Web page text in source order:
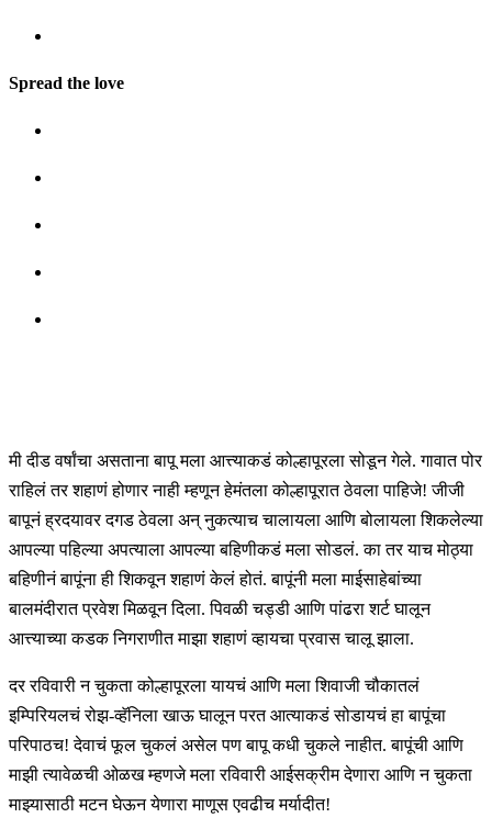
Spread the love
मी दीड वर्षांचा असताना बापू मला आत्त्याकडं कोल्हापूरला सोडून गेले. गावात पोर
राहिलं तर शहाणं होणार नाही म्हणून हेमंतला कोल्हापूरात ठेवला पाहिजे! जीजी
बापूनं ह्रदयावर दगड ठेवला अन् नुकत्याच चालायला आणि बोलायला शिकलेल्या
आपल्या पहिल्या अपत्याला आपल्या बहिणीकडं मला सोडलं. का तर याच मोठ्या
बहिणीनं बापूंना ही शिकवून शहाणं केलं होतं. बापूंनी मला माईसाहेबांच्या
बालमंदीरात प्रवेश मिळवून दिला. पिवळी चड्डी आणि पांढरा शर्ट घालून
आत्त्याच्या कडक निगराणीत माझा शहाणं व्हायचा प्रवास चालू झाला.
दर रविवारी न चुकता कोल्हापूरला यायचं आणि मला शिवाजी चौकातलं
इम्पिरियलचं रोझ-व्हॅनिला खाऊ घालून परत आत्याकडं सोडायचं हा बापूंचा
परिपाठच! देवाचं फूल चुकलं असेल पण बापू कधी चुकले नाहीत. बापूंची आणि
माझी त्यावेळची ओळख म्हणजे मला रविवारी आईसक्रीम देणारा आणि न चुकता
माझ्यासाठी मटन घेऊन येणारा माणूस एवढीच मर्यादीत!